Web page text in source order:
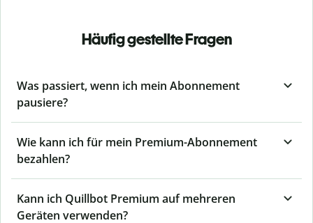
Häufig gestellte Fragen
Was passiert, wenn ich mein Abonnement
pausiere?
Wie kann ich für mein Premium-Abonnement
bezahlen?
Kann ich Quillbot Premium auf mehreren
Geräten verwenden?